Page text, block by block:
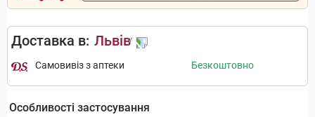
Доставка в: Львів
Самовивіз з аптеки Безкоштовно
Особливості застосування